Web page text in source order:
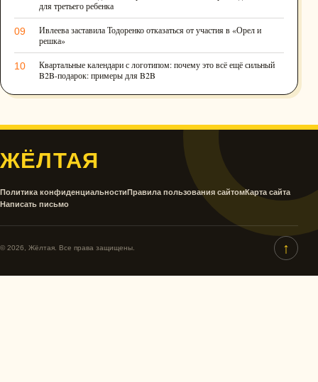
для третьего ребенка
09
Ивлеева заставила Тодоренко отказаться от участия в «Орел и
решка»
10
Квартальные календари с логотипом: почему это всё ещё сильный
B2B-подарок: примеры для B2B
ЖЁЛТАЯ
Политика конфиденциальностиПравила пользования сайтомКарта сайта
Написать письмо
© 2026, Жёлтая. Все права защищены. ↑